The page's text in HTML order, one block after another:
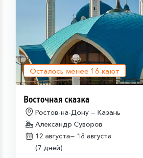
Осталось менее 16 кают
Восточная сказка
Ростов-на-Дону — Казань
Александр Суворов
12 августа— 18 августа
(7 дней)